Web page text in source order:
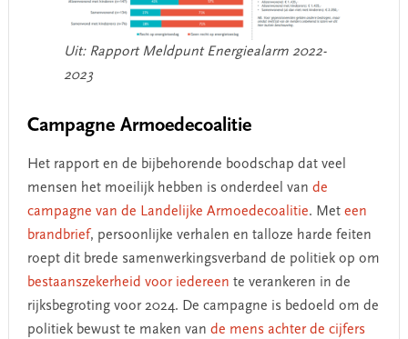
Uit: Rapport Meldpunt Energiealarm 2022-
2023
Campagne Armoedecoalitie
Het rapport en de bijbehorende boodschap dat veel
mensen het moeilijk hebben is onderdeel van de
campagne van de Landelijke Armoedecoalitie. Met een
brandbrief, persoonlijke verhalen en talloze harde feiten
roept dit brede samenwerkingsverband de politiek op om
bestaanszekerheid voor iedereen te verankeren in de
rijksbegroting voor 2024. De campagne is bedoeld om de
politiek bewust te maken van de mens achter de cijfers